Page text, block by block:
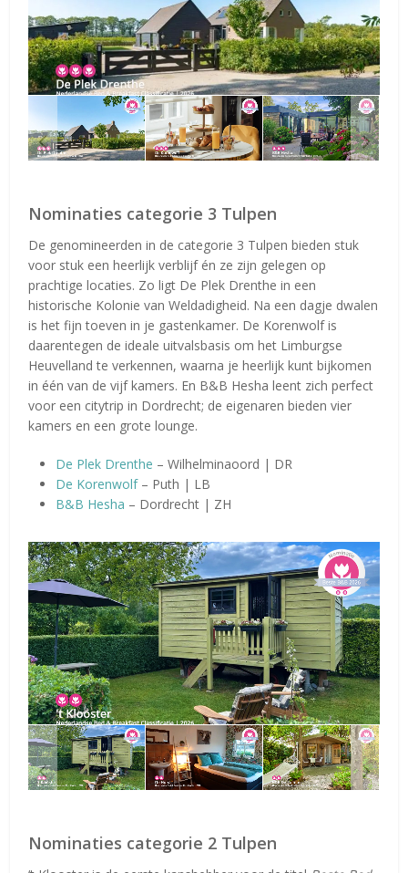
Nominaties categorie 3 Tulpen
De genomineerden in de categorie 3 Tulpen bieden stuk
voor stuk een heerlijk verblijf én ze zijn gelegen op
prachtige locaties. Zo ligt De Plek Drenthe in een
historische Kolonie van Weldadigheid. Na een dagje dwalen
is het fijn toeven in je gastenkamer. De Korenwolf is
daarentegen de ideale uitvalsbasis om het Limburgse
Heuvelland te verkennen, waarna je heerlijk kunt bijkomen
in één van de vijf kamers. En B&B Hesha leent zich perfect
voor een citytrip in Dordrecht; de eigenaren bieden vier
kamers en een grote lounge.
De Plek Drenthe – Wilhelminaoord | DR
De Korenwolf– Puth | LB
B&B Hesha – Dordrecht | ZH
Nominaties categorie 2 Tulpen